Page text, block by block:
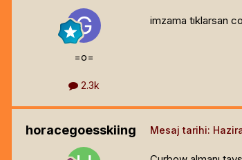
=o=
2.3k
imzama tıklarsan
horacegoesskiing Mesaj tarihi: